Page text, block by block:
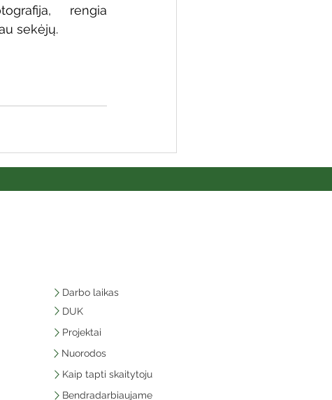
rengia
sekėjų.
Darbo laikas
DUK
Projektai
Nuorodos
Kaip tapti skaitytoju
Bendradarbiaujame